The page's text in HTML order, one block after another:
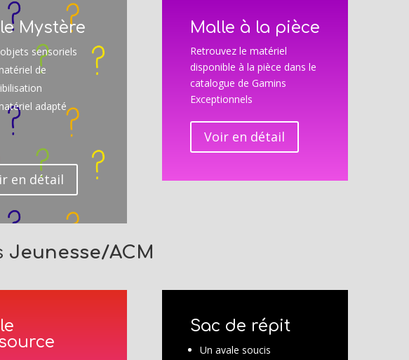
Mystère
sensoriels
de
adapté
en détail
Malle à la pièce
Retrouvez le matériel
disponible à la pièce dans le
catalogue de Gamins
Exceptionnels
Voir en détail
Jeunesse/ACM
Sac de répit
Un avale soucis